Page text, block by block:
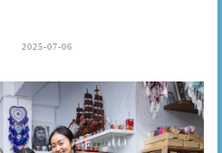
2025-07-06